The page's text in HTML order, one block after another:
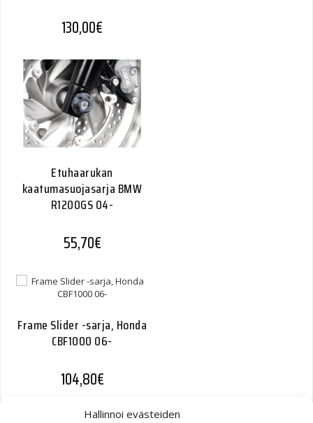
Hallinnoi evästeiden
130,00€
Etuhaarukan
kaatumasuojasarja BMW
R1200GS 04-
55,70€
Frame Slider -sarja, Honda
CBF1000 06-
104,80€